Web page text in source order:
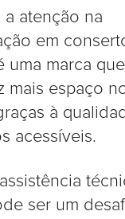
atenção na
em
uma marca que
mais espaço
à
acessíveis.
ser um